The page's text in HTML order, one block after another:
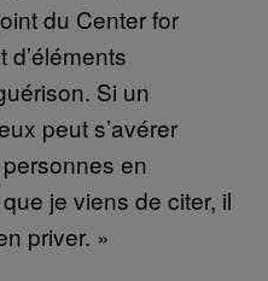
du Center for
d’éléments
Si un
peut s’avérer
en
je viens de citer, il
priver. »